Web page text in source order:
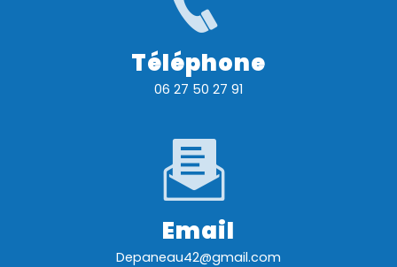
Téléphone
06 27 50 27 91
Email
depaneau42@gmail.com